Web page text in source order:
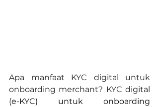
Apa manfaat KYC digital untuk
(e-KYC) untuk onboarding